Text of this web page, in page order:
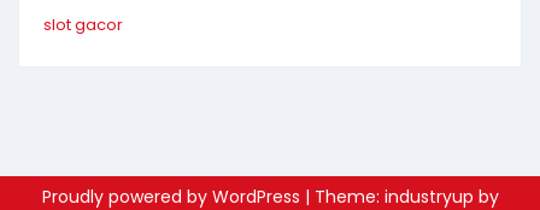
slot gacor
Proudly powered by WordPress | Theme: industryup by